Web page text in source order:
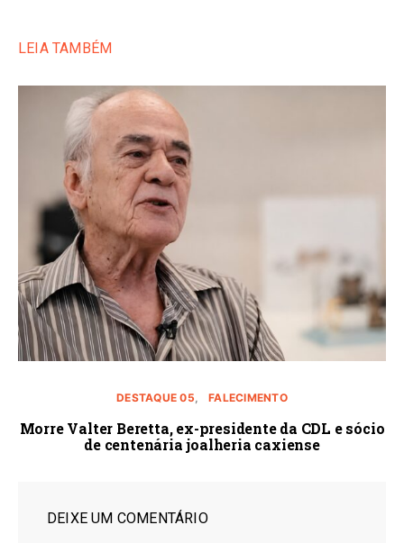
LEIA TAMBÉM
DESTAQUE 05 FALECIMENTO
Morre Valter Beretta, ex-presidente da CDL e sócio
de centenária joalheria caxiense
DEIXE UM COMENTÁRIO